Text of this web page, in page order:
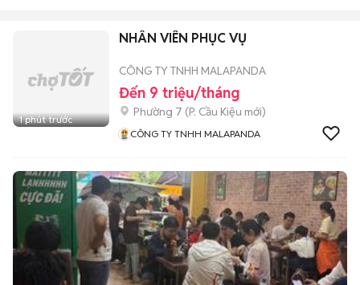
1 phút trước
NHÂN VIÊN PHỤC VỤ
CÔNG TY TNHH MALAPANDA
Đến 9 triệu/tháng
Phường 7 (P. Cầu Kiệu mới)
CÔNG TY TNHH MALAPANDA